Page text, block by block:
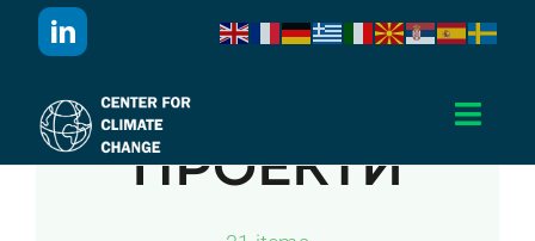
ПРОЕКТИ